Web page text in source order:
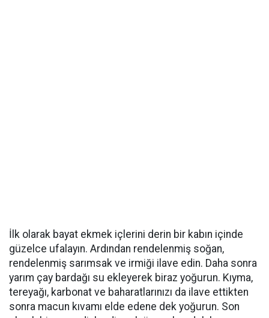
İlk olarak bayat ekmek içlerini derin bir kabın içinde
güzelce ufalayın. Ardından rendelenmiş soğan,
rendelenmiş sarımsak ve irmiği ilave edin. Daha sonra
yarım çay bardağı su ekleyerek biraz yoğurun. Kıyma,
tereyağı, karbonat ve baharatlarınızı da ilave ettikten
sonra macun kıvamı elde edene dek yoğurun. Son